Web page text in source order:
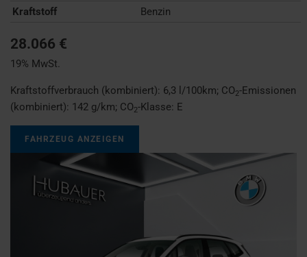
Kraftstoff
Benzin
28.066 €
19% MwSt.
Kraftstoffverbrauch (kombiniert): 6,3 l/100km; CO2-Emissionen
(kombiniert): 142 g/km; CO2-Klasse: E
FAHRZEUG ANZEIGEN